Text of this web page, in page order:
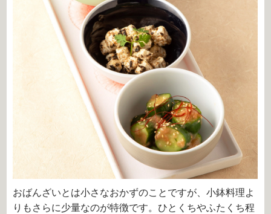
おばんざいとは小さなおかずのことですが、小鉢料理よ
りもさらに少量なのが特徴です。ひとくちやふたくち程